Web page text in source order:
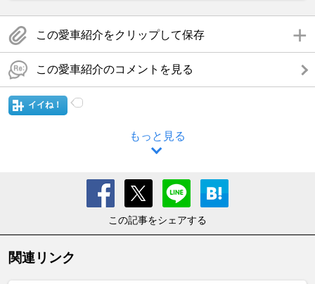
この愛車紹介をクリップして保存
この愛車紹介のコメントを見る
イイね！
もっと見る
この記事をシェアする
関連リンク